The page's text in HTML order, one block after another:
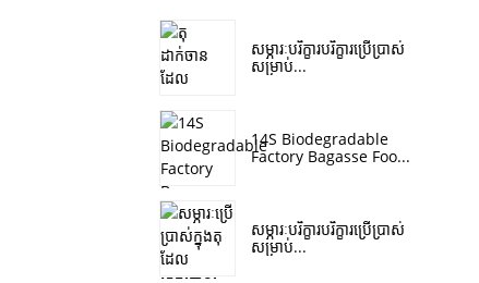
សម្ភារៈបរិក្ខារបរិក្ខារប្រើប្រាស់
សម្រាប់...
14S Biodegradable
Factory Bagasse Foo...
សម្ភារៈបរិក្ខារបរិក្ខារប្រើប្រាស់
សម្រាប់...